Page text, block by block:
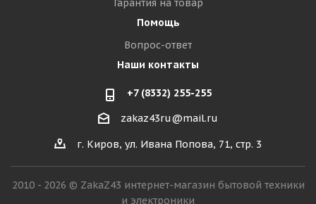
Помощь
Вопрос-ответ
Наши контакты
+7 (8332) 255-255
zakaz43ru@mail.ru
г. Киров, ул. Ивана Попова, 71, стр. 3
2010 - 2026 © ZakaZ43 интернет-магазин бытовой техники
и электроники